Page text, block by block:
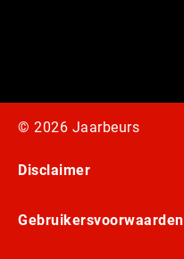
© 2026 Jaarbeurs
Disclaimer
Gebruikersvoorwaarden